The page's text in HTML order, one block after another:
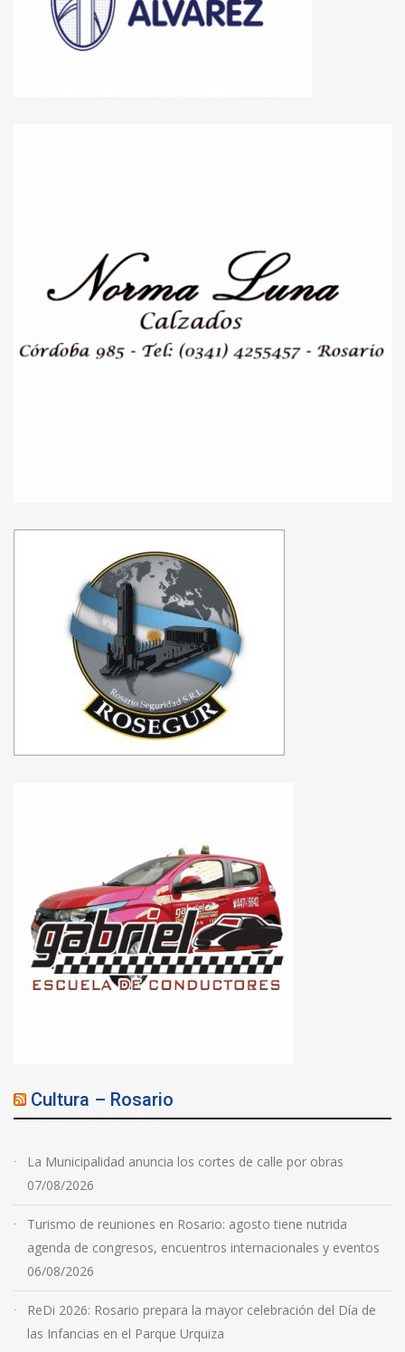
Cultura – Rosario
La Municipalidad anuncia los cortes de calle por obras
07/08/2026
Turismo de reuniones en Rosario: agosto tiene nutrida
agenda de congresos, encuentros internacionales y eventos
06/08/2026
ReDi 2026: Rosario prepara la mayor celebración del Día de
las Infancias en el Parque Urquiza